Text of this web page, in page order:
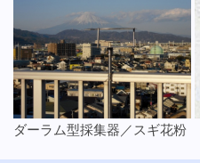
ダーラム型採集器／スギ花粉